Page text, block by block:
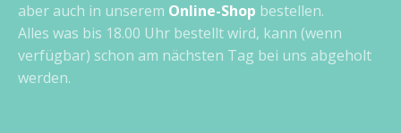
aber auch in unserem Online-Shop bestellen.
Alles was bis 18.00 Uhr bestellt wird, kann (wenn
verfügbar) schon am nächsten Tag bei uns abgeholt
werden.